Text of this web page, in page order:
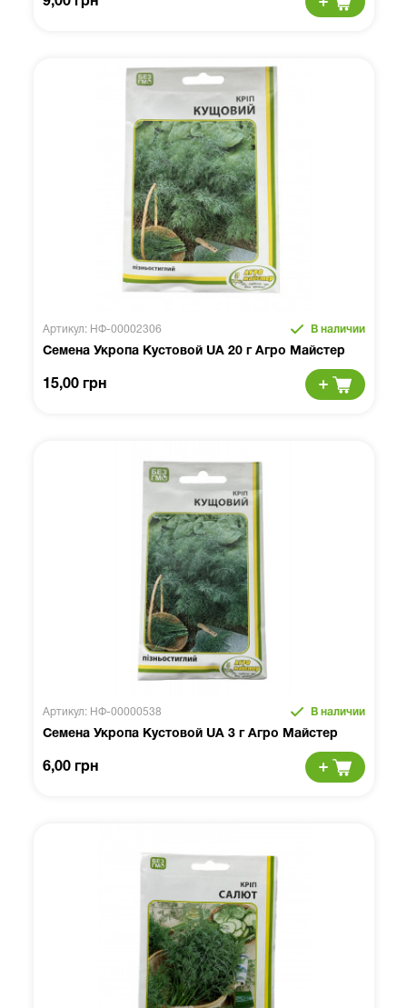
Артикул: НФ-00002306 В наличии
Семена Укропа Кустовой UA 20 г Агро Майстер
15,00 грн
Артикул: НФ-00000538 В наличии
Семена Укропа Кустовой UA 3 г Агро Майстер
6,00 грн